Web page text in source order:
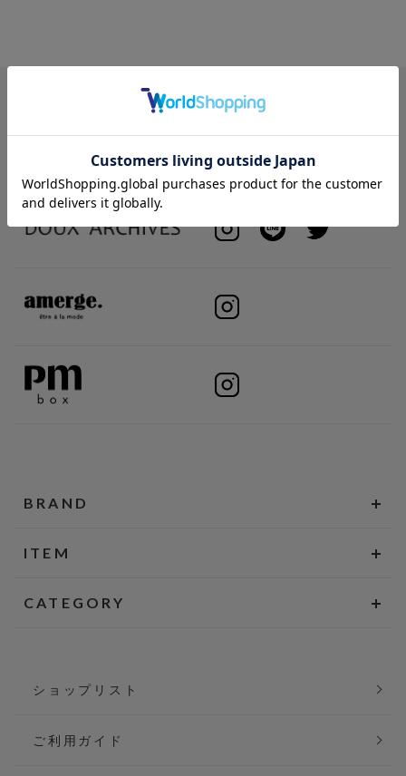
BRAND
ITEM
CATEGORY
ショップリスト
ご利用ガイド